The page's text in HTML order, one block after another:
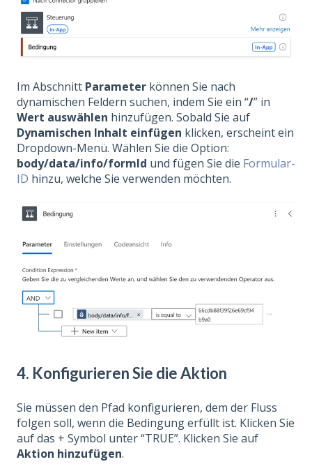
Im Abschnitt Parameter können Sie nach
dynamischen Feldern suchen, indem Sie ein “/” in
Wert auswählen hinzufügen. Sobald Sie auf
Dynamischen Inhalt einfügen klicken, erscheint ein
Dropdown-Menü. Wählen Sie die Option:
body/data/info/formId und fügen Sie die Formular-
ID hinzu, welche Sie verwenden möchten.
4. Konfigurieren Sie die Aktion
Sie müssen den Pfad konfigurieren, dem der Fluss
folgen soll, wenn die Bedingung erfüllt ist. Klicken Sie
auf das + Symbol unter “TRUE”. Klicken Sie auf
Aktion hinzufügen.